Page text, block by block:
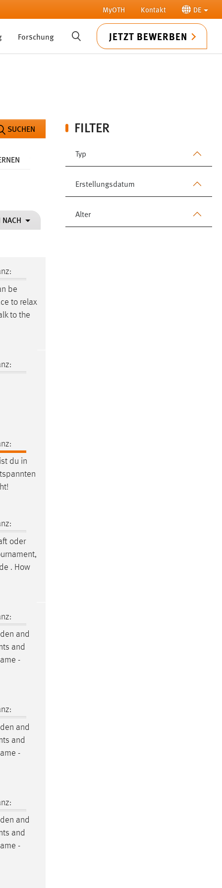
MyOTH Kontakt DE
Forschung SUCHE JETZT BEWERBEN
FILTER
Typ
Erstellungsdatum
Alter
SUCHEN
NACH
be
to relax
to the
du in
oder
. How
and
and
-
and
and
-
and
and
-